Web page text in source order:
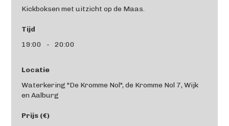
Kickboksen met uitzicht op de Maas.
Tijd
19:00
- 20:00
Locatie
Waterkering "De Kromme Nol", de Kromme Nol 7, Wijk
en Aalburg
Prijs (€)